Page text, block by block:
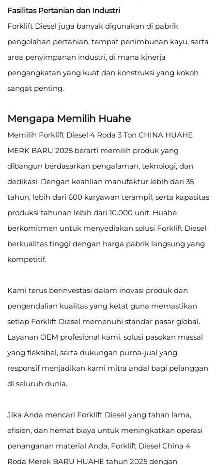
Fasilitas Pertanian dan Industri
Forklift Diesel juga banyak digunakan di pabrik
pengolahan pertanian, tempat penimbunan kayu, serta
area penyimpanan industri, di mana kinerja
pengangkatan yang kuat dan konstruksi yang kokoh
sangat penting.
Mengapa Memilih Huahe
Memilih Forklift Diesel 4 Roda 3 Ton CHINA HUAHE
MERK BARU 2025 berarti memilih produk yang
dibangun berdasarkan pengalaman, teknologi, dan
dedikasi. Dengan keahlian manufaktur lebih dari 35
tahun, lebih dari 600 karyawan terampil, serta kapasitas
produksi tahunan lebih dari 10.000 unit, Huahe
berkomitmen untuk menyediakan solusi Forklift Diesel
berkualitas tinggi dengan harga pabrik langsung yang
kompetitif.
Kami terus berinvestasi dalam inovasi produk dan
pengendalian kualitas yang ketat guna memastikan
setiap Forklift Diesel memenuhi standar pasar global.
Layanan OEM profesional kami, solusi pasokan massal
yang fleksibel, serta dukungan purna-jual yang
responsif menjadikan kami mitra andal bagi pelanggan
di seluruh dunia.
Jika Anda mencari Forklift Diesel yang tahan lama,
efisien, dan hemat biaya untuk meningkatkan operasi
penanganan material Anda, Forklift Diesel China 4
Roda Merek BARU HUAHE tahun 2025 dengan